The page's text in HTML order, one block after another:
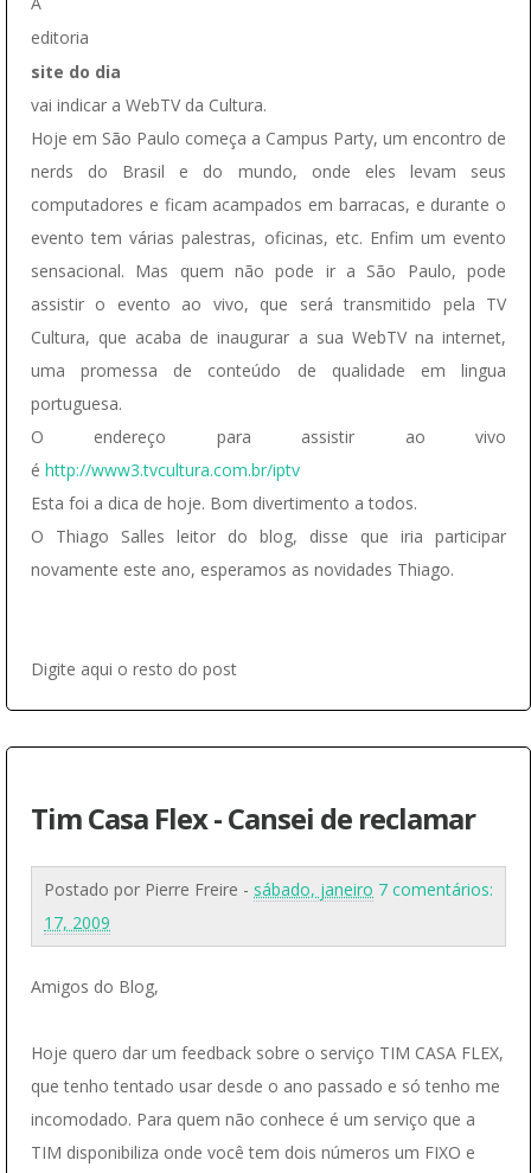
editoria
site do dia
vai indicar a WebTV da Cultura.
Hoje em São Paulo começa a Campus Party, um encontro de
nerds do Brasil e do mundo, onde eles levam seus
computadores e ficam acampados em barracas, e durante o
evento tem várias palestras, oficinas, etc. Enfim um evento
sensacional. Mas quem não pode ir a São Paulo, pode
assistir o evento ao vivo, que será transmitido pela TV
Cultura, que acaba de inaugurar a sua WebTV na internet,
uma promessa de conteúdo de qualidade em lingua
portuguesa.
O endereço para assistir ao vivo
é http://www3.tvcultura.com.br/iptv
Esta foi a dica de hoje. Bom divertimento a todos.
O Thiago Salles leitor do blog, disse que iria participar
novamente este ano, esperamos as novidades Thiago.
Digite aqui o resto do post
Tim Casa Flex - Cansei de reclamar
7 comentários:
Postado por Pierre Freire - sábado, janeiro
17, 2009
Amigos do Blog,
Hoje quero dar um feedback sobre o serviço TIM CASA FLEX,
que tenho tentado usar desde o ano passado e só tenho me
incomodado. Para quem não conhece é um serviço que a
TIM disponibiliza onde você tem dois números um FIXO e